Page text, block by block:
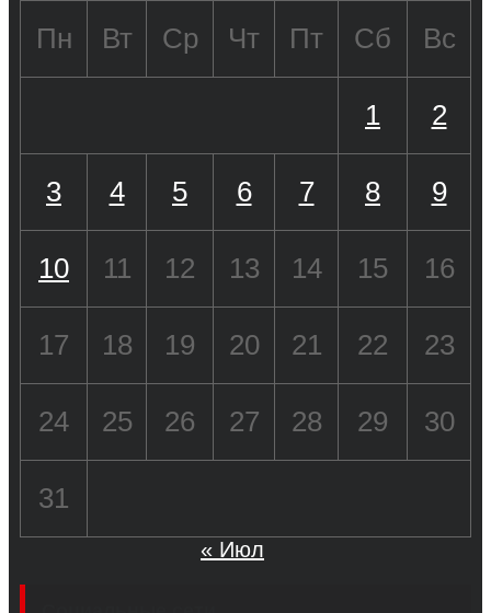
Пн Вт Ср Чт Пт Сб Вс
1 2
3 4 5 6 7 8 9
10 11 12 13 14 15 16
17 18 19 20 21 22 23
24 25 26 27 28 29 30
31
« Июл